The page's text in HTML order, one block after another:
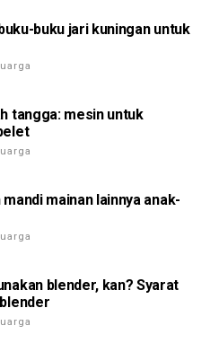
buku jari kuningan untuk
tangga: mesin untuk
mainan lainnya anak-
blender, kan? Syarat